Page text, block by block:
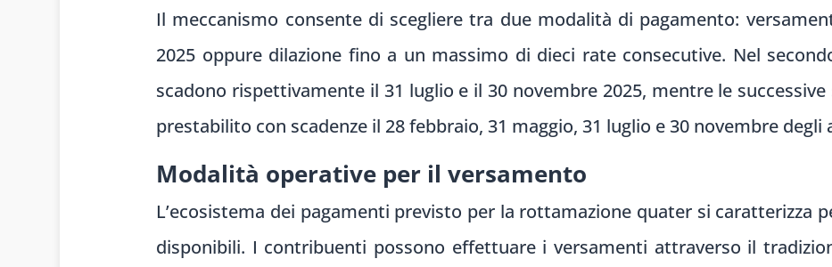
Il meccanismo consente di scegliere tra due modalità di pagamento:
2025 oppure dilazione fino a un massimo di dieci rate consecutive. Nel
scadono rispettivamente il 31 luglio e il 30 novembre 2025, mentre le
prestabilito con scadenze il 28 febbraio, 31 maggio, 31 luglio e 30 novembre degli
Modalità operative per il versamento
L’ecosistema dei pagamenti previsto per la rottamazione quater si caratterizza
disponibili. I contribuenti possono effettuare i versamenti attraverso il